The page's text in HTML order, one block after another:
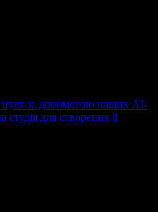
нуля за допомогою наших AI-
студія для створення й